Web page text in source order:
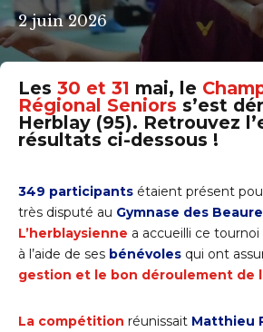
2 juin 2026
Les 30 et 31 mai, le
Régional Seniors s’est
Herblay (95). Retrouvez
résultats ci-dessous !
349 participants étaient présent
très disputé au Gymnase des
L’herblaysienne a accueilli ce
à l’aide de ses bénévoles qui ont
gestion et le bon déroulement de
La compétition réunissait Matthieu